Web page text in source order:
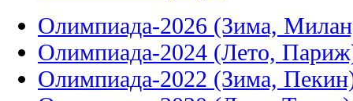
Олимпиада-2026 (Зима,
Олимпиада-2024 (Лето,
Олимпиада-2022 (Зима,